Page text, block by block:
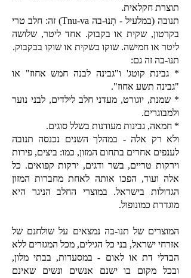
תוצרת חקלאית.
תנובה (במלעיל - תְנוּ-בה Tnu-va) זה:
חלב טרי
בקרטון, שקית או בקבוק. אחד ליטר, שלושה
ליטר או חמישה. שוקו בשקית או שוקו בבקבוק.
תנו-בה זה גם:
* גבינת קוטג' ו"גבינה לבנה חמש אחוז" או
"גבינה תשע אחוז".
* שמנת, יוגורט, מעדני חלב לילדים, לבני נוער
ולמבוגרים.
* חמאה, גבינות מעודנות בשלל סוגים.
ולא רק אלה - במהלך השנים נכנסה תנובה
לענפים אחרים בתחום המזון, כמו: ביצים, פירות
וירקות טריים, בשר ודגים, ירקות קפואים. כל
אלה ועוד, הפכו אותה לאחת מחברות המזון
הגדולות בישראל. במוצרי החלב הניגר היא
מוגדרת כמונופול.
המוצרים של תנו-בה נמצאים על שולחנם של
אזרחי ישראל, בני כל הגילים, מכל המגזרים ללא
הבדלי דת או לאום - במסעדות, בבתי מלון,
ובכל מקום בו ישנם אנשים ונשים שאינם